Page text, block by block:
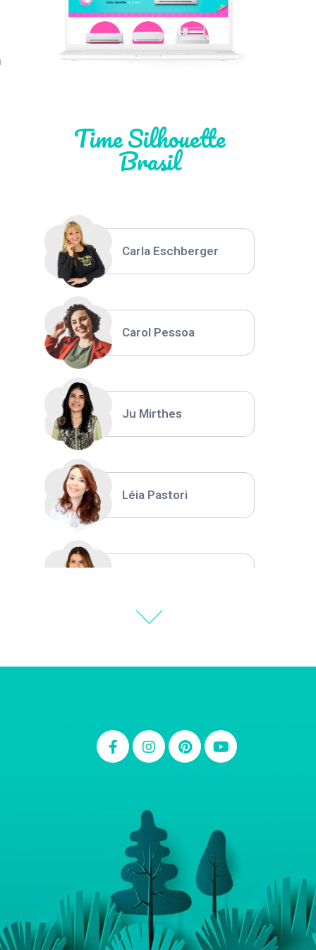
Time Silhouette
Brasil
Léia Pastori
Thiara Ney
Carla Eschberger
Carol Pessoa
Ju Mirthes
Léia Pastori
Carla Eschberger
Carol Pessoa
Ju Mirthes